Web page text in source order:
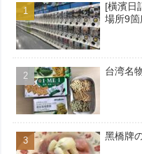
[橫濱日
場所9
台湾名
黑橋牌